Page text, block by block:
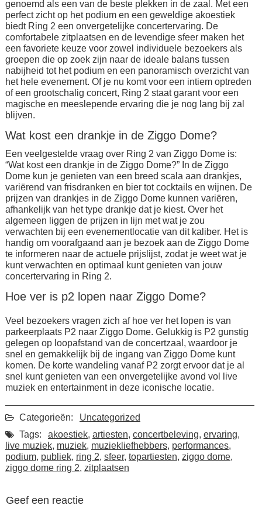
genoemd als een van de beste plekken in de zaal. Met een
perfect zicht op het podium en een geweldige akoestiek
biedt Ring 2 een onvergetelijke concertervaring. De
comfortabele zitplaatsen en de levendige sfeer maken het
een favoriete keuze voor zowel individuele bezoekers als
groepen die op zoek zijn naar de ideale balans tussen
nabijheid tot het podium en een panoramisch overzicht van
het hele evenement. Of je nu komt voor een intiem optreden
of een grootschalig concert, Ring 2 staat garant voor een
magische en meeslepende ervaring die je nog lang bij zal
blijven.
Wat kost een drankje in de Ziggo Dome?
Een veelgestelde vraag over Ring 2 van Ziggo Dome is:
“Wat kost een drankje in de Ziggo Dome?” In de Ziggo
Dome kun je genieten van een breed scala aan drankjes,
variërend van frisdranken en bier tot cocktails en wijnen. De
prijzen van drankjes in de Ziggo Dome kunnen variëren,
afhankelijk van het type drankje dat je kiest. Over het
algemeen liggen de prijzen in lijn met wat je zou
verwachten bij een evenementlocatie van dit kaliber. Het is
handig om voorafgaand aan je bezoek aan de Ziggo Dome
te informeren naar de actuele prijslijst, zodat je weet wat je
kunt verwachten en optimaal kunt genieten van jouw
concertervaring in Ring 2.
Hoe ver is p2 lopen naar Ziggo Dome?
Veel bezoekers vragen zich af hoe ver het lopen is van
parkeerplaats P2 naar Ziggo Dome. Gelukkig is P2 gunstig
gelegen op loopafstand van de concertzaal, waardoor je
snel en gemakkelijk bij de ingang van Ziggo Dome kunt
komen. De korte wandeling vanaf P2 zorgt ervoor dat je al
snel kunt genieten van een onvergetelijke avond vol live
muziek en entertainment in deze iconische locatie.
Categorieën:
Uncategorized
Tags:
akoestiek, artiesten, concertbeleving, ervaring,
live muziek, muziek, muziekliefhebbers, performances,
podium, publiek, ring 2, sfeer, topartiesten, ziggo dome,
ziggo dome ring 2, zitplaatsen
Geef een reactie